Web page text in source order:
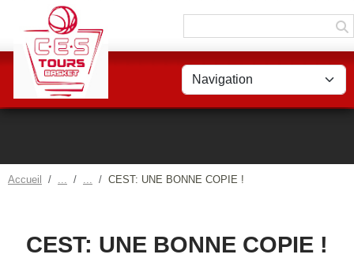
Accueil CEST: UNE BONNE COPIE !
CEST: UNE BONNE COPIE !
Panneau de gestion des cookies